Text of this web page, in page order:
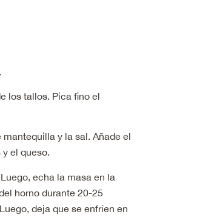
los tallos. Pica fino el
y la sal. Añade el
el queso.
echa la masa en la
horno durante 20-25
deja que se enfríen en